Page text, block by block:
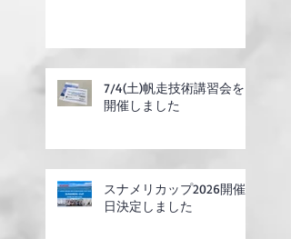
7/4(土)帆走技術講習会を
開催しました
スナメリカップ2026開催
日決定しました